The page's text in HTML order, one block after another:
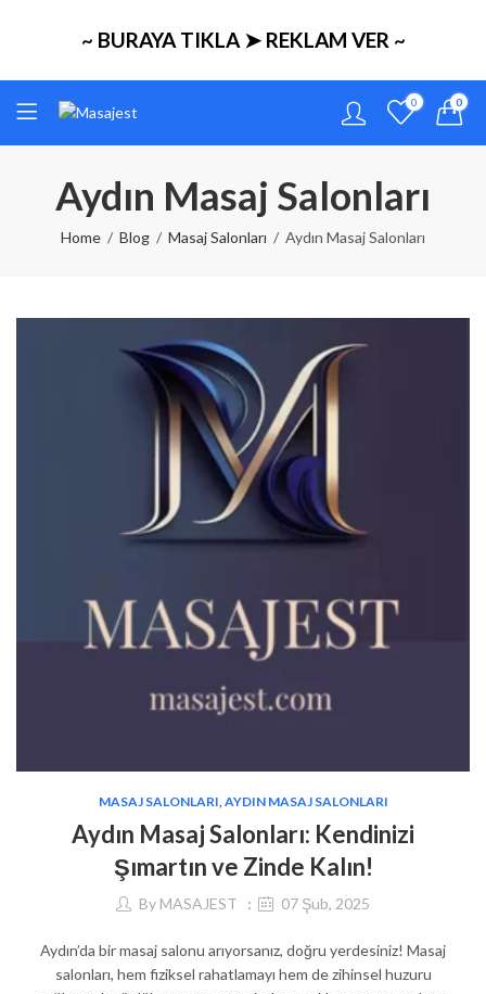
~ BURAYA TIKLA ➤ REKLAM VER ~
0 0
Aydın Masaj Salonları
Home Blog Masaj Salonları Aydın Masaj Salonları
MASAJ SALONLARI AYDIN MASAJ SALONLARI
Aydın Masaj Salonları: Kendinizi
Şımartın ve Zinde Kalın!
By MASAJEST 07 Şub, 2025
Aydın’da bir masaj salonu arıyorsanız, doğru yerdesiniz! Masaj
salonları, hem fiziksel rahatlamayı hem de zihinsel huzuru